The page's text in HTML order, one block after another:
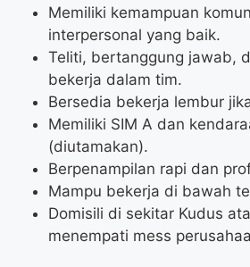
Memiliki kemampuan
interpersonal yang baik.
Teliti, bertanggung jawab,
bekerja dalam tim.
Bersedia bekerja lembur
Memiliki SIM A dan
(diutamakan).
Berpenampilan rapi dan
Mampu bekerja di bawah
Domisili di sekitar Kudus
menempati mess